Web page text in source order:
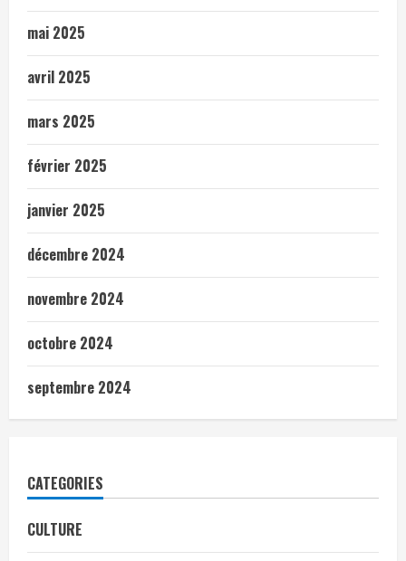
mai 2025
avril 2025
mars 2025
février 2025
janvier 2025
décembre 2024
novembre 2024
octobre 2024
septembre 2024
CATEGORIES
CULTURE